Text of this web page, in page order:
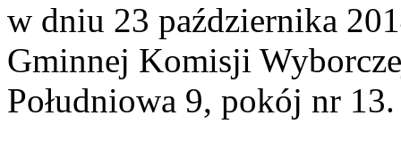
w dniu 23 października
Gminnej Komisji
Południowa 9, pokój nr 13.